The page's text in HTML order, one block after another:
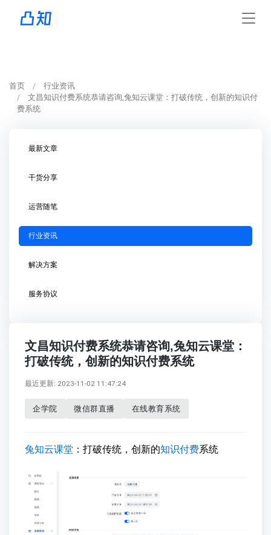
首页
行业资讯
文昌知识付费系统恭请咨询,兔知云课堂：打破传统，创新的知识付
费系统
最新文章
干货分享
运营随笔
行业资讯
解决方案
服务协议
文昌知识付费系统恭请咨询,兔知云课堂：
打破传统，创新的知识付费系统
最近更新: 2023-11-02 11:47:24
企学院 微信群直播 在线教育系统
兔知云课堂 ：打破传统，创新的知识付费系统